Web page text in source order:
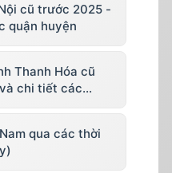
cũ trước 2025 -
quận huyện
Thanh Hóa cũ
chi tiết các
qua các thời